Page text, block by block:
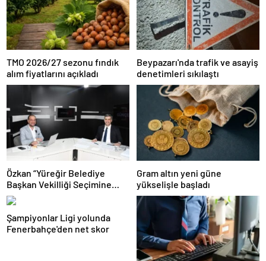
TMO 2026/27 sezonu fındık
alım fiyatlarını açıkladı
Beypazarı'nda trafik ve asayiş
denetimleri sıkılaştı
Özkan “Yüreğir Belediye
Başkan Vekilliği Seçimine
İlişkin Hukuki Süreç
Başlatıldı”
Gram altın yeni güne
yükselişle başladı
Şampiyonlar Ligi yolunda
Fenerbahçe'den net skor